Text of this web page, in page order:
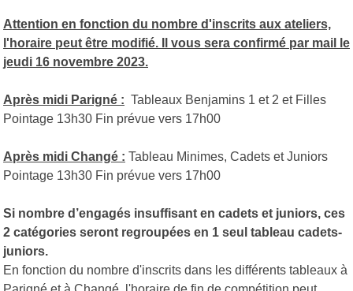
Attention en fonction du nombre d'inscrits aux ateliers,
l'horaire peut être modifié. Il vous sera confirmé par mail le
jeudi 16 novembre 2023.
Après midi Parigné : Tableaux Benjamins 1 et 2 et Filles
Pointage 13h30 Fin prévue vers 17h00
Après midi Changé : Tableau Minimes, Cadets et Juniors
Pointage 13h30 Fin prévue vers 17h00
Si nombre d’engagés insuffisant en cadets et juniors, ces
2 catégories seront regroupées en 1 seul tableau cadets-
juniors.
En fonction du nombre d'inscrits dans les différents tableaux à